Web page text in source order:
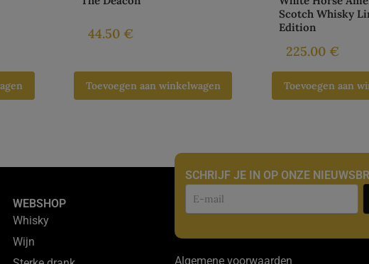
44.50 €
Toevoegen aan winkelwagen
Scotch Whisky
Edition
225.00 €
Toevoegen aan
WEBSHOP
Whisky
Wijn
SCHRIJF JE IN OP ONZE
Nieuwsbrief
Algemene voorwaarden